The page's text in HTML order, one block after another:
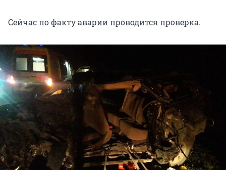
Сейчас по факту аварии проводится проверка.